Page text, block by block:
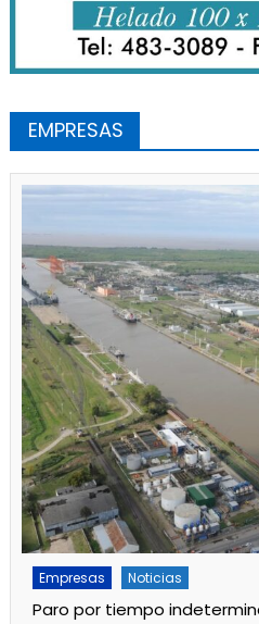
EMPRESAS
Empresas Noticias
Paro por tiempo